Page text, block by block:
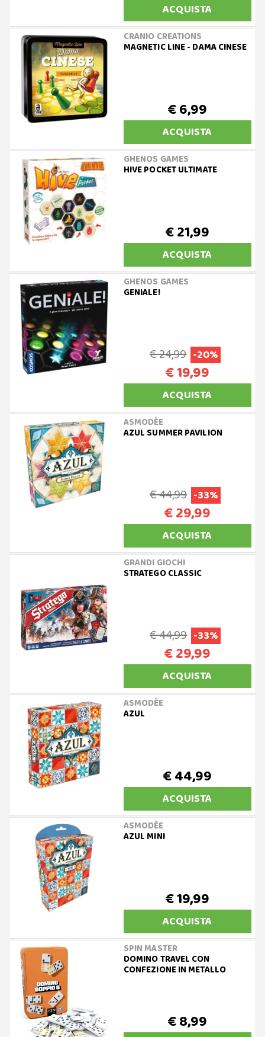
ACQUISTA
CRANIO CREATIONS
MAGNETIC LINE - DAMA CINESE
€ 6,99
ACQUISTA
GHENOS GAMES
HIVE POCKET ULTIMATE
€ 21,99
ACQUISTA
GHENOS GAMES
GENIALE!
€ 24,99 -20%
€ 19,99
ACQUISTA
ASMODÈE
AZUL SUMMER PAVILION
€ 44,99 -33%
€ 29,99
ACQUISTA
GRANDI GIOCHI
STRATEGO CLASSIC
€ 44,99 -33%
€ 29,99
ACQUISTA
ASMODÈE
AZUL
€ 44,99
ACQUISTA
ASMODÈE
AZUL MINI
€ 19,99
ACQUISTA
SPIN MASTER
DOMINO TRAVEL CON
CONFEZIONE IN METALLO
€ 8,99